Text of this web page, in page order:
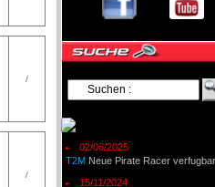
02/06/2025
T2M Neue Pirate Racer verfugbar
15/11/2024
/
/